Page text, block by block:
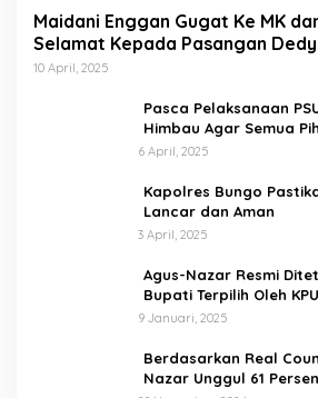
Maidani Enggan Gugat Ke MK
Selamat Kepada Pasangan
10 April, 2025
Pasca Pelaksanaan
Himbau Agar Semua
Kamtibmas
6 April, 2025
Kapolres Bungo
Lancar dan Aman
3 April, 2025
Agus-Nazar Resmi
Bupati Terpilih Oleh
9 Januari, 2025
Berdasarkan Real
Nazar Unggul 61